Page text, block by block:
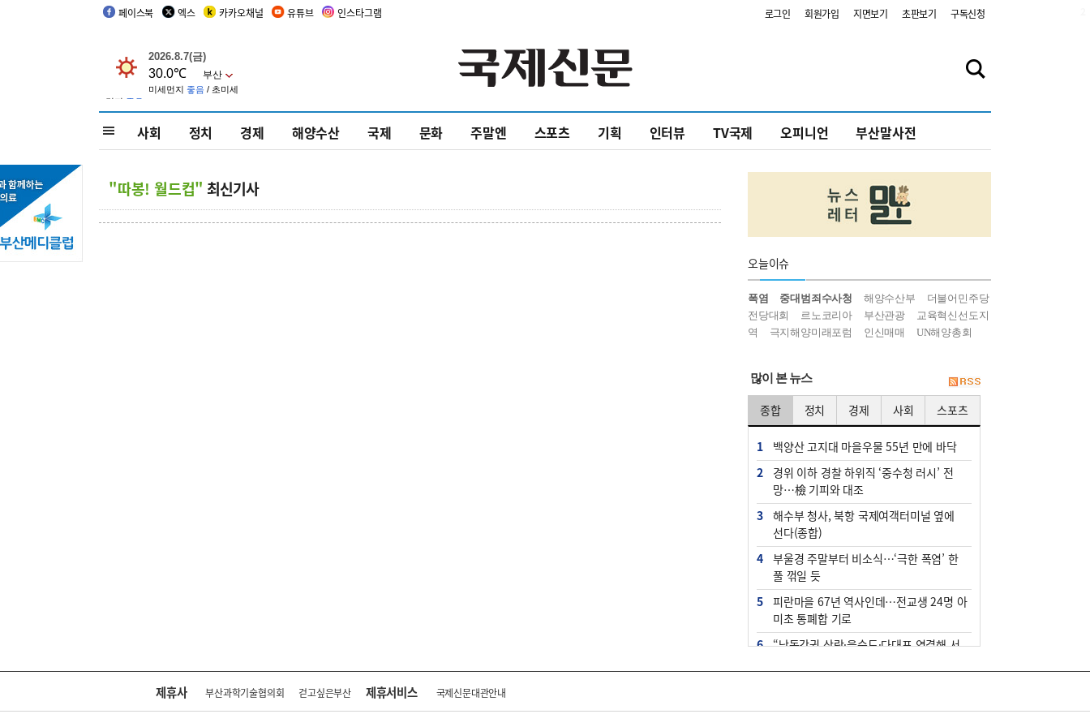
페이스북 엑스 카카오채널 유튜브 인스타그램 로그인 회원가입 지면보기 초판보기 구독신청
사회 정치 경제 해양수산 국제 문화 주말엔 스포츠 기획 인터뷰 TV국제 오피니언 부산말사전
"따봉! 월드컵" 최신기사
오늘이슈
폭염 중대범죄수사청 해양수산부
더불어민주당
전당대회
르노코리아 부산관광
교육혁신선도지
역
극지해양미래포럼 인신매매 UN해양총회
많이 본 뉴스
종합 정치 경제 사회 스포츠
1
백양산 고지대 마을우물 55년 만에 바닥
2
경위 이하 경찰 하위직 ‘중수청 러시’ 전
망…檢 기피와 대조
3
해수부 청사, 북항 국제여객터미널 옆에
선다(종합)
4
부울경 주말부터 비소식…‘극한 폭염’ 한
풀 꺾일 듯
5
피란마을 67년 역사인데…전교생 24명 아
미초 통폐합 기로
6
“낙동강권 삼락·을숙도·다대포 연결해 서
8
외국인 선원 ‘인신매매 경유지’ 된 부산…
제휴사 부산과학기술협의회 걷고싶은부산 제휴서비스 국제신문대관안내